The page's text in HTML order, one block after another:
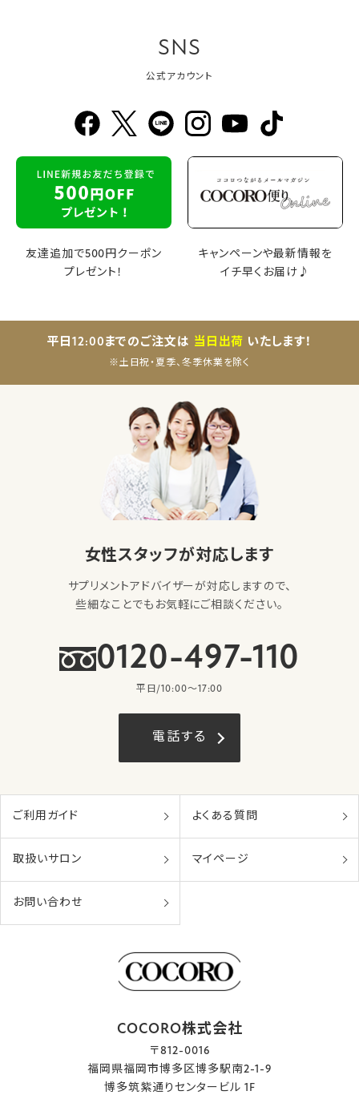
SNS
公式アカウント
友達追加で500円クーポン
プレゼント！
キャンペーンや最新情報を
イチ早くお届け♪
平日12:00までのご注文は 当日出荷 いたします！
※土日祝・夏季、冬季休業を除く
女性スタッフが対応します
サプリメントアドバイザーが対応しますので、
些細なことでもお気軽にご相談ください。
0120-497-110
平日/10:00〜17:00
電話する
ご利用ガイド よくある質問
取扱いサロン マイページ
お問い合わせ
COCORO株式会社
〒812-0016
福岡県福岡市博多区博多駅南2-1-9
博多筑紫通りセンタービル 1F